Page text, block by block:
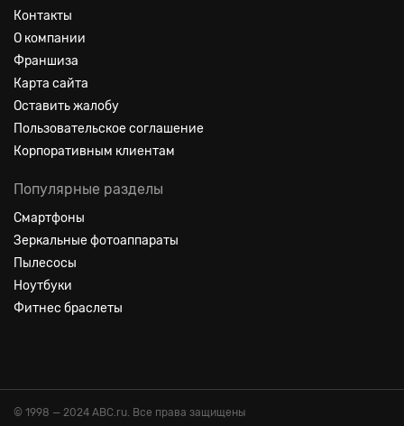
Контакты
О компании
Франшиза
Карта сайта
Оставить жалобу
Пользовательское соглашение
Корпоративным клиентам
Популярные разделы
Смартфоны
Зеркальные фотоаппараты
Пылесосы
Ноутбуки
Фитнес браслеты
© 1998 — 2024 ABC.ru. Все права защищены